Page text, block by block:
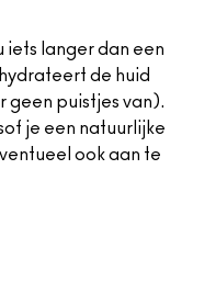
iets langer dan een
de huid
geen puistjes van).
je een natuurlijke
ook aan te